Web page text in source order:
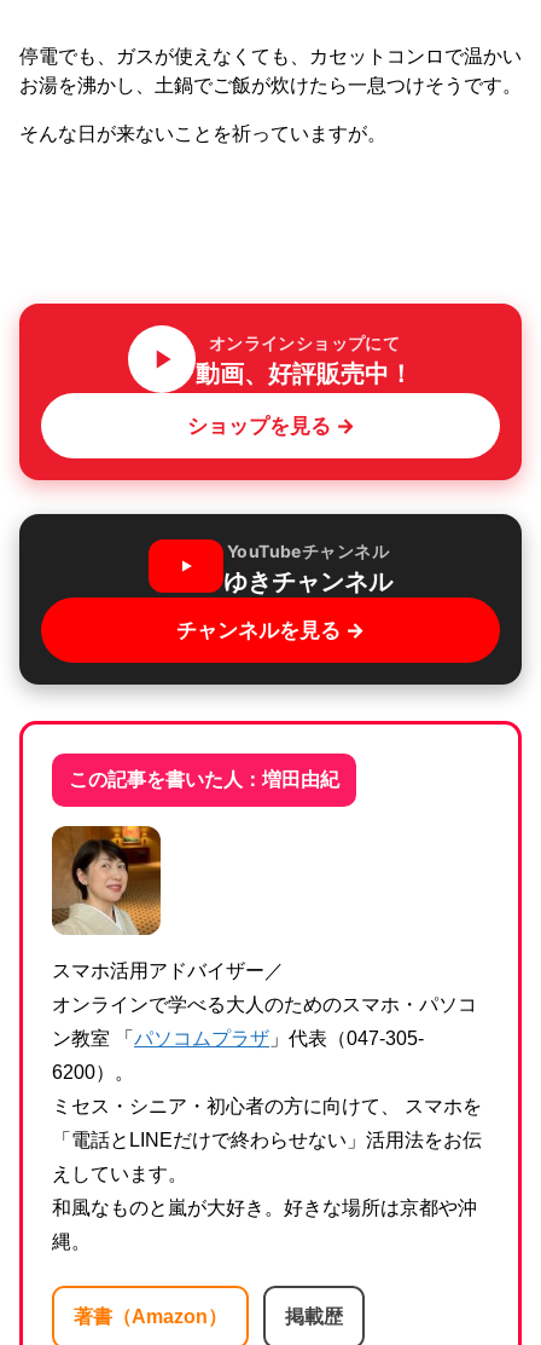
停電でも、ガスが使えなくても、カセットコンロで温かい
お湯を沸かし、土鍋でご飯が炊けたら一息つけそうです。
そんな日が来ないことを祈っていますが。
オンラインショップにて
動画、好評販売中！
ショップを見る →
YouTubeチャンネル
ゆきチャンネル
チャンネルを見る →
この記事を書いた人：増田由紀
スマホ活用アドバイザー／
オンラインで学べる大人のためのスマホ・パソコ
ン教室 「 パソコムプラザ 」代表（047-305-
6200）。
ミセス・シニア・初心者の方に向けて、 スマホを
「電話とLINEだけで終わらせない」活用法をお伝
えしています。
和風なものと嵐が大好き。好きな場所は京都や沖
縄。
著書（Amazon） 掲載歴